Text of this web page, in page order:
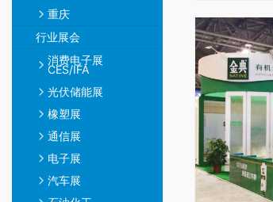
重庆
行业展会
消费电子展
CES/IFA
光伏储能展
橡塑展
通信展
电子展
汽车展